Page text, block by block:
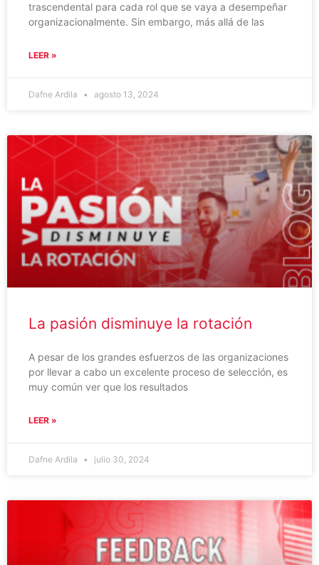
trascendental para cada rol que se vaya a desempeñar
organizacionalmente. Sin embargo, más allá de las
LEER »
Dafne Ardila agosto 13, 2024
La pasión disminuye la rotación
A pesar de los grandes esfuerzos de las organizaciones
por llevar a cabo un excelente proceso de selección, es
muy común ver que los resultados
LEER »
Dafne Ardila julio 30, 2024